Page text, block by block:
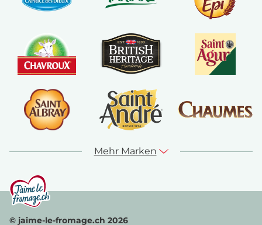
Mehr Marken
© jaime-le-fromage.ch 2026